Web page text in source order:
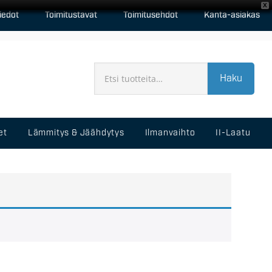
X
Toimitustavat Toimitusehdot Kanta-asiakas
Haku
Lämmitys & Jäähdytys Ilmanvaihto II-Laatu